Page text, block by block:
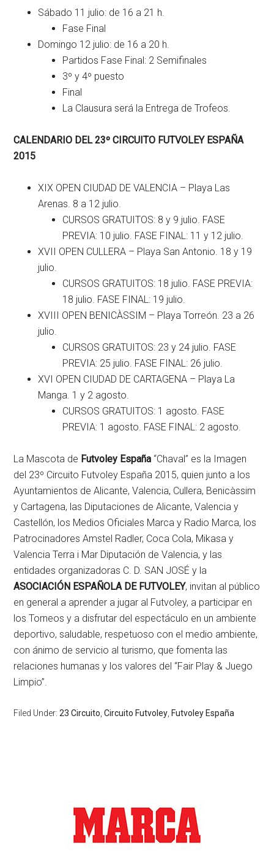
Sábado 11 julio: de 16 a 21 h.
Fase Final
Domingo 12 julio: de 16 a 20 h.
Partidos Fase Final: 2 Semifinales
3º y 4º puesto
Final
La Clausura será la Entrega de Trofeos.
CALENDARIO DEL 23º CIRCUITO FUTVOLEY ESPAÑA
2015
XIX OPEN CIUDAD DE VALENCIA – Playa Las
Arenas. 8 a 12 julio.
CURSOS GRATUITOS: 8 y 9 julio. FASE
PREVIA: 10 julio. FASE FINAL: 11 y 12 julio.
XVII OPEN CULLERA – Playa San Antonio. 18 y 19
julio.
CURSOS GRATUITOS: 18 julio. FASE PREVIA:
18 julio. FASE FINAL: 19 julio.
XVIII OPEN BENICÀSSIM – Playa Torreón. 23 a 26
julio.
CURSOS GRATUITOS: 23 y 24 julio. FASE
PREVIA: 25 julio. FASE FINAL: 26 julio.
XVI OPEN CIUDAD DE CARTAGENA – Playa La
Manga. 1 y 2 agosto.
CURSOS GRATUITOS: 1 agosto. FASE
PREVIA: 1 agosto. FASE FINAL: 2 agosto.
La Mascota de Futvoley España “Chaval” es la Imagen
del 23º Circuito Futvoley España 2015, quien junto a los
Ayuntamientos de Alicante, Valencia, Cullera, Benicàssim
y Cartagena, las Diputaciones de Alicante, Valencia y
Castellón, los Medios Oficiales Marca y Radio Marca, los
Patrocinadores Amstel Radler, Coca Cola, Mikasa y
Valencia Terra i Mar Diputación de Valencia, y las
entidades organizadoras C. D. SAN JOSÉ y la
ASOCIACIÓN ESPAÑOLA DE FUTVOLEY, invitan al público
en general a aprender a jugar al Futvoley, a participar en
los Torneos y a disfrutar del espectáculo en un ambiente
deportivo, saludable, respetuoso con el medio ambiente,
con ánimo de servicio al turismo, que fomenta las
relaciones humanas y los valores del “Fair Play & Juego
Limpio”.
Filed Under:23 Circuito,Circuito Futvoley, Futvoley España